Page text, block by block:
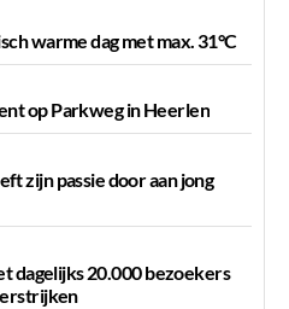
warme dag met max. 31°C
op Parkweg in Heerlen
zijn passie door aan jong
dagelijks 20.000 bezoekers